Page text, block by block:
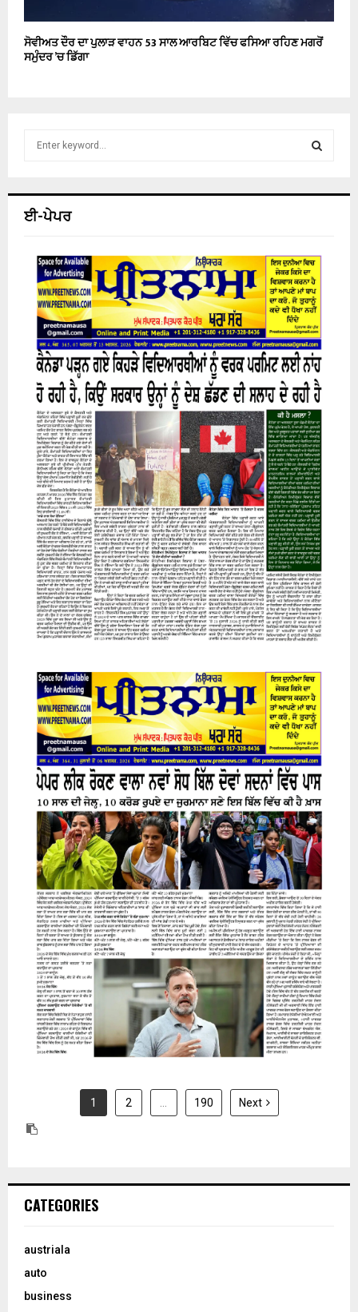
ਸੋਵੀਅਤ ਦੌਰ ਦਾ ਪੁਲਾੜ ਵਾਹਨ 53 ਸਾਲ ਆਰਬਿਟ ਵਿੱਚ ਫਸਿਆ ਰਹਿਣ ਮਗਰੋਂ
ਸਮੁੰਦਰ ’ਚ ਡਿੱਗਾ
h
R
C
H
ਈ-ਪੇਪਰ
07 August 2026
31 July 2026
1 2 … 190 Next
CATEGORIES
austriala
auto
business